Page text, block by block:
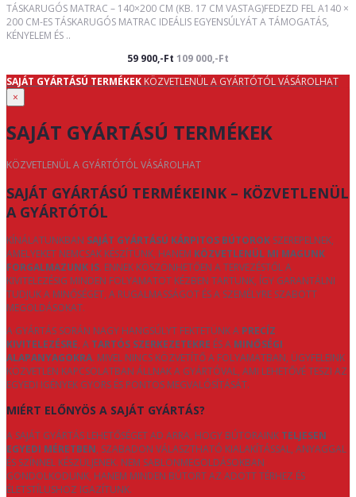
TÁSKARUGÓS MATRAC – 140×200 CM (KB. 17 CM VASTAG)FEDEZD FEL A140 ×
200 CM-ES TÁSKARUGÓS MATRAC IDEÁLIS EGYENSÚLYÁT A TÁMOGATÁS,
KÉNYELEM ÉS ..
59 900,-Ft 109 000,-Ft
SAJÁT GYÁRTÁSÚ TERMÉKEK KÖZVETLENÜL A GYÁRTÓTÓL VÁSÁROLHAT
×
SAJÁT GYÁRTÁSÚ TERMÉKEK
KÖZVETLENÜL A GYÁRTÓTÓL VÁSÁROLHAT
SAJÁT GYÁRTÁSÚ TERMÉKEINK – KÖZVETLENÜL
A GYÁRTÓTÓL
KÍNÁLATUNKBAN SAJÁT GYÁRTÁSÚ KÁRPITOS BÚTOROK SZEREPELNEK,
AMELYEKET NEMCSAK KÉSZÍTÜNK, HANEM KÖZVETLENÜL MI MAGUNK
FORGALMAZUNK IS. ENNEK KÖSZÖNHETŐEN A TERVEZÉSTŐL A
KIVITELEZÉSIG MINDEN FOLYAMATOT KÉZBEN TARTUNK, ÍGY GARANTÁLNI
TUDJUK A MINŐSÉGET, A RUGALMASSÁGOT ÉS A SZEMÉLYRE SZABOTT
MEGOLDÁSOKAT.
A GYÁRTÁS SORÁN NAGY HANGSÚLYT FEKTETÜNK A PRECÍZ
KIVITELEZÉSRE, A TARTÓS SZERKEZETEKRE ÉS A MINŐSÉGI
ALAPANYAGOKRA. MIVEL NINCS KÖZVETÍTŐ A FOLYAMATBAN, ÜGYFELEINK
KÖZVETLEN KAPCSOLATBAN ÁLLNAK A GYÁRTÓVAL, AMI LEHETŐVÉ TESZI AZ
EGYEDI IGÉNYEK GYORS ÉS PONTOS MEGVALÓSÍTÁSÁT.
MIÉRT ELŐNYÖS A SAJÁT GYÁRTÁS?
A SAJÁT GYÁRTÁS LEHETŐSÉGET AD ARRA, HOGY BÚTORAINK TELJESEN
EGYEDI MÉRETBEN, SZABADON VÁLASZTHATÓ KIALAKÍTÁSSAL, ANYAGGAL
ÉS SZÍNNEL KÉSZÜLJENEK. NEM SABLONMEGOLDÁSOKBAN
GONDOLKODUNK, HANEM MINDEN BÚTORT AZ ADOTT TÉRHEZ ÉS
ÉLETSTÍLUSHOZ IGAZÍTUNK.